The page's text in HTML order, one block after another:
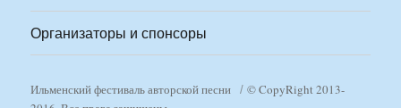
Организаторы и спонсоры
Ильменский фестиваль авторской песни
© CopyRight 2013-